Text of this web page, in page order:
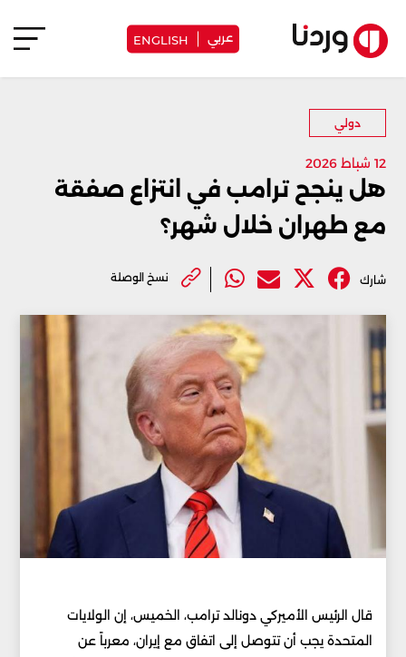
عربي ENGLISH
دولي
12 شباط 2026
هل ينجح ترامب في انتزاع صفقة
مع طهران خلال شهر؟
شارك نسخ الوصلة
قال الرئيس الأميركي دونالد ترامب، الخميس، إن الولايات
المتحدة يجب أن تتوصل إلى اتفاق مع إيران، معرباً عن